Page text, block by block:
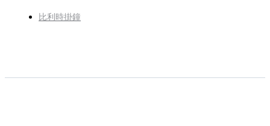
比利時掛鐘